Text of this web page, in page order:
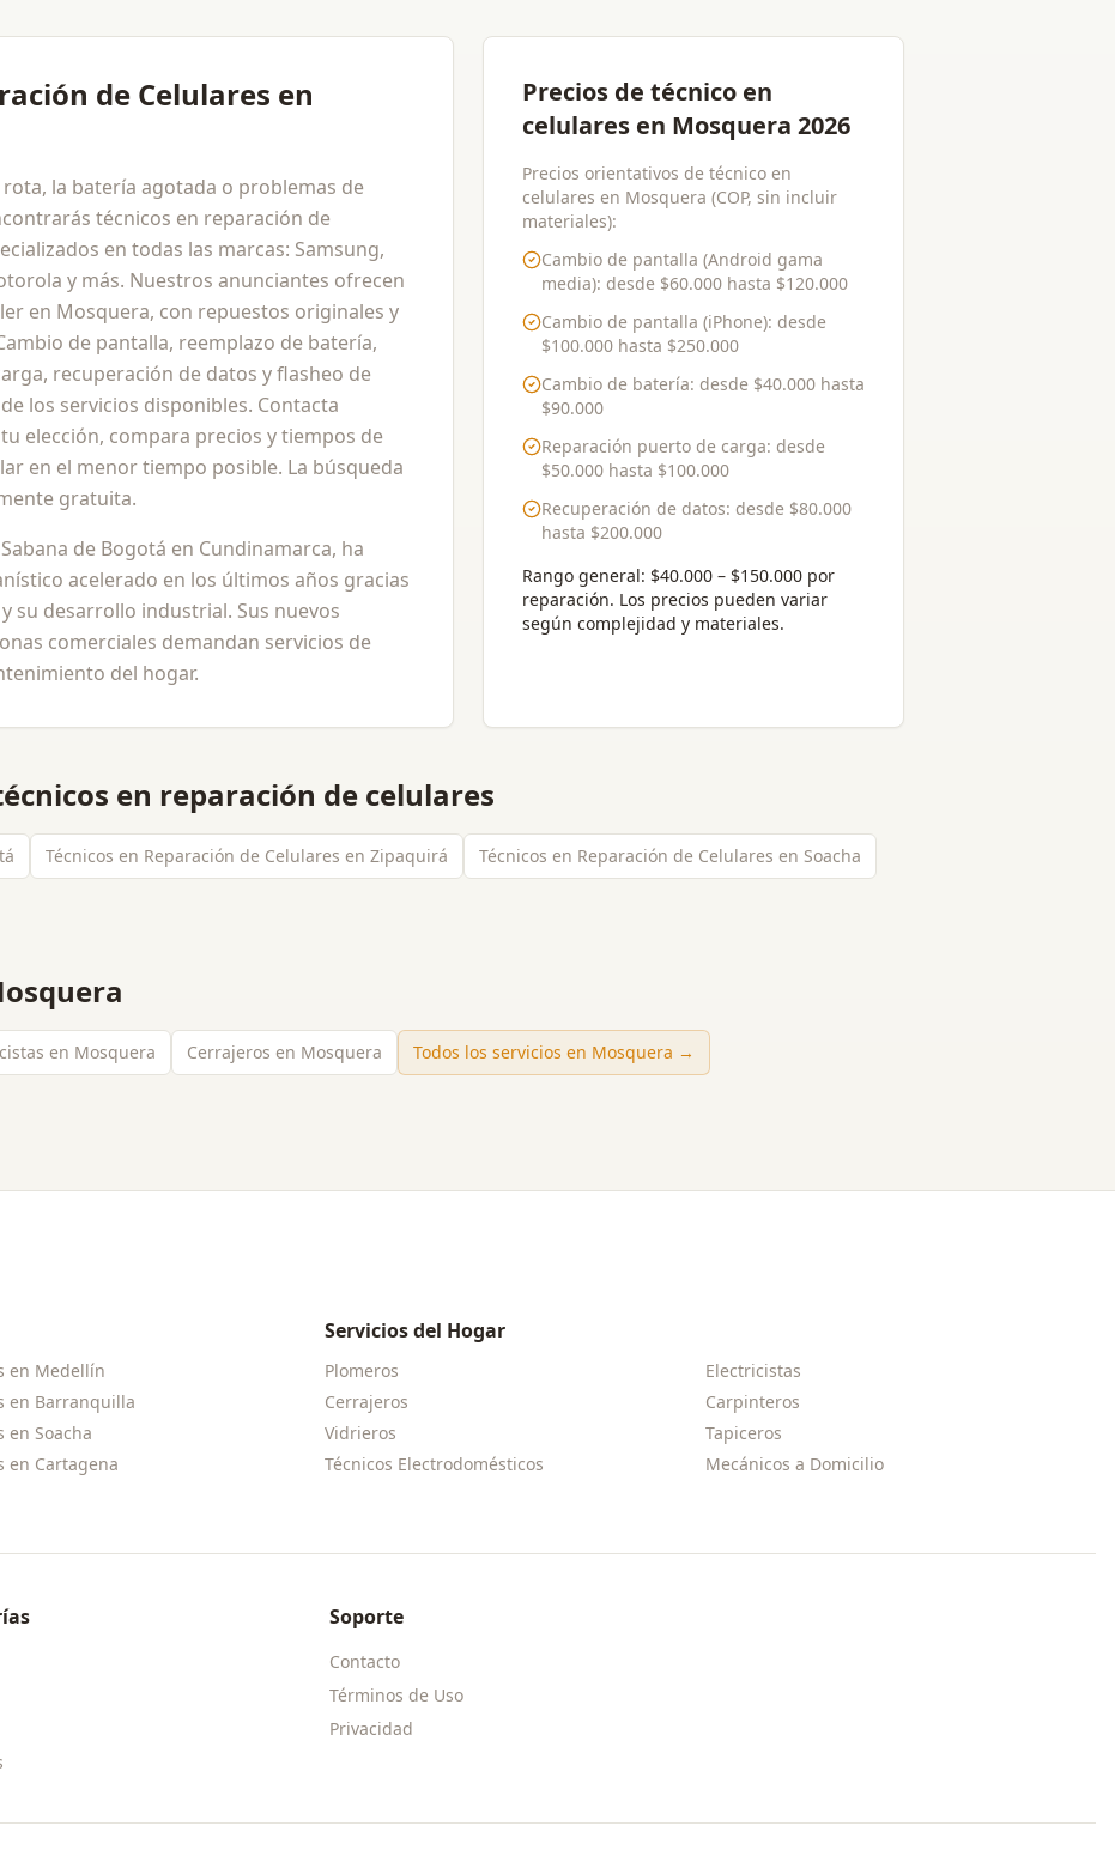
de Celulares en
la batería agotada o problemas de
técnicos en reparación de
en todas las marcas: Samsung,
y más. Nuestros anunciantes ofrecen
en Mosquera, con repuestos originales y
de pantalla, reemplazo de batería,
recuperación de datos y flasheo de
los servicios disponibles. Contacta
elección, compara precios y tiempos de
en el menor tiempo posible. La búsqueda
gratuita.
de Bogotá en Cundinamarca, ha
acelerado en los últimos años gracias
su desarrollo industrial. Sus nuevos
comerciales demandan servicios de
del hogar.
Precios de técnico en
celulares en Mosquera 2026
Precios orientativos de técnico en
celulares en Mosquera (COP, sin incluir
materiales):
Cambio de pantalla (Android gama
media): desde $60.000hasta $120.000
Cambio de pantalla (iPhone): desde
$100.000hasta $250.000
Cambio de batería: desde $40.000hasta
$90.000
Reparación puerto de carga: desde
$50.000hasta $100.000
Recuperación de datos: desde $80.000
hasta $200.000
Rango general: $40.000 – $150.000 por
reparación. Los precios pueden variar
según complejidad y materiales.
en reparación de celulares
Técnicos en Reparación de Celulares en Zipaquirá
Técnicos en Reparación de Celulares en Soacha
en Mosquera Cerrajeros en Mosquera Todos los servicios en Mosquera →
en Medellín
en Barranquilla
en Soacha
en Cartagena
Servicios del Hogar
Plomeros
Electricistas
Cerrajeros
Carpinteros
Vidrieros
Tapiceros
Técnicos Electrodomésticos
Mecánicos a Domicilio
Soporte
Contacto
Términos de Uso
Privacidad